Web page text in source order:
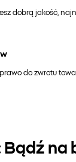
dobrą jakość,
do zwrotu
Bądź na